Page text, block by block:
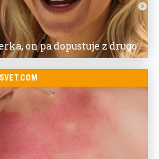
on pa dopustuje z drugo